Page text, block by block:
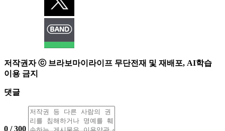
저작권자 ⓒ 브라보마이라이프 무단전재 및 재배포, AI학습
이용 금지
댓글
0 / 300